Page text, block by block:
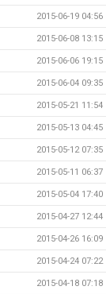
2015-06-19 04:56
2015-06-08 13:15
2015-06-06 19:15
2015-06-04 09:35
2015-05-21 11:54
2015-05-13 04:45
2015-05-12 07:35
2015-05-11 06:37
2015-05-04 17:40
2015-04-27 12:44
2015-04-26 16:09
2015-04-24 07:22
2015-04-18 07:18